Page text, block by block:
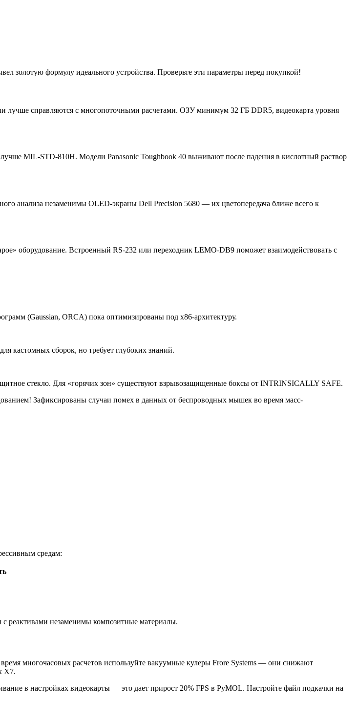
золотую формулу идеального устройства. Проверьте эти параметры перед покупкой!
справляются с многопоточными расчетами. ОЗУ минимум 32 ГБ DDR5, видеокарта уровня
MIL-STD-810H. Модели Panasonic Toughbook 40 выживают после падения в кислотный раствор
анализа незаменимы OLED-экраны Dell Precision 5680 — их цветопередача ближе всего к
оборудование. Встроенный RS-232 или переходник LEMO-DB9 поможет взаимодействовать с
(Gaussian, ORCA) пока оптимизированы под x86-архитектуру.
кастомных сборок, но требует глубоких знаний.
стекло. Для «горячих зон» существуют взрывозащищенные боксы от INTRINSICALLY SAFE.
Зафиксированы случаи помех в данных от беспроводных мышек во время масс-
средам:
реактивами незаменимы композитные материалы.
многочасовых расчетов используйте вакуумные кулеры Frore Systems — они снижают
X7.
в настройках видеокарты — это дает прирост 20% FPS в PyMOL. Настройте файл подкачки на